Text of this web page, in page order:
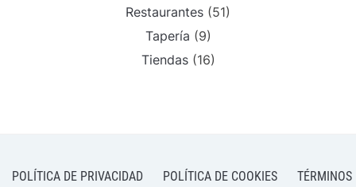
Restaurantes (51)
Tapería (9)
Tiendas(16)
POLÍTICA DE PRIVACIDAD POLÍTICA DE COOKIES TÉRMINOS